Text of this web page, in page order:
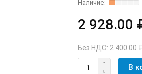
2 928.00
Без НДС: 2 400.00
В